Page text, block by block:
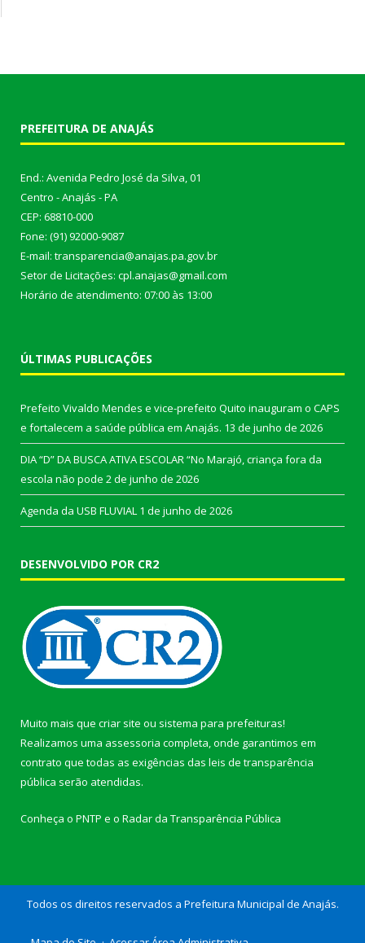
PREFEITURA DE ANAJÁS
End.: Avenida Pedro José da Silva, 01
Centro - Anajás - PA
CEP: 68810-000
Fone: (91) 92000-9087
E-mail: transparencia@anajas.pa.gov.br
Setor de Licitações: cpl.anajas@gmail.com
Horário de atendimento: 07:00 às 13:00
ÚLTIMAS PUBLICAÇÕES
Prefeito Vivaldo Mendes e vice-prefeito Quito inauguram o CAPS
e fortalecem a saúde pública em Anajás. 13 de junho de 2026
DIA “D” DA BUSCA ATIVA ESCOLAR “No Marajó, criança fora da
escola não pode 2 de junho de 2026
Agenda da USB FLUVIAL 1 de junho de 2026
DESENVOLVIDO POR CR2
Muito mais que criar site ou sistema para prefeituras!
Realizamos uma assessoria completa, onde garantimos em
contrato que todas as exigências das leis de transparência
pública serão atendidas.
Conheça o PNTP e o Radar da Transparência Pública
Todos os direitos reservados a Prefeitura Municipal de Anajás.